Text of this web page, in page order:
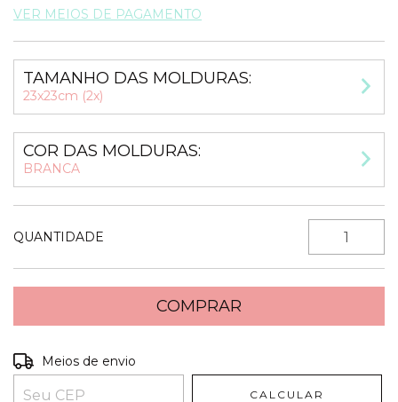
VER MEIOS DE PAGAMENTO
TAMANHO DAS MOLDURAS:
23x23cm (2x)
COR DAS MOLDURAS:
BRANCA
QUANTIDADE
Entregas para o CEP:
Meios de envio
CALCULAR